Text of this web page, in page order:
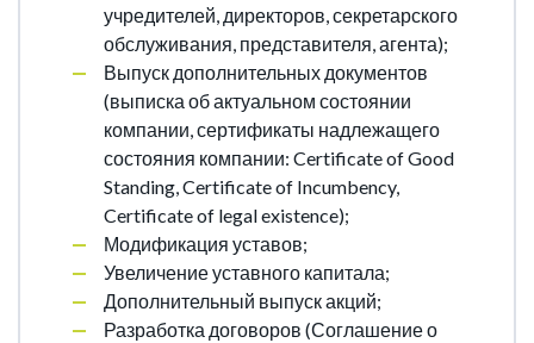
учредителей, директоров, секретарского
обслуживания, представителя, агента);
Выпуск дополнительных документов
(выписка об актуальном состоянии
компании, сертификаты надлежащего
состояния компании: Certificate of Good
Standing, Certificate of Incumbency,
Certificate of legal existence);
Модификация уставов;
Увеличение уставного капитала;
Дополнительный выпуск акций;
Разработка договоров (Соглашение о